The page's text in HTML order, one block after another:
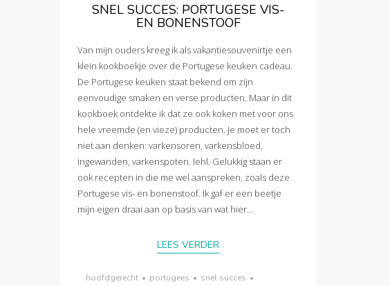
SNEL SUCCES: PORTUGESE VIS-
EN BONENSTOOF
Van mijn ouders kreeg ik als vakantiesouvenirtje een
klein kookboekje over de Portugese keuken cadeau.
De Portugese keuken staat bekend om zijn
eenvoudige smaken en verse producten. Maar in dit
kookboek ontdekte ik dat ze ook koken met voor ons
hele vreemde (en vieze) producten. Je moet er toch
niet aan denken: varkensoren, varkensbloed,
ingewanden, varkenspoten. Iehl. Gelukkig staan er
ook recepten in die me wel aanspreken, zoals deze
Portugese vis- en bonenstoof. Ik gaf er een beetje
mijn eigen draai aan op basis van wat hier...
LEES VERDER
hoofdgerecht • portugees • snel succes •